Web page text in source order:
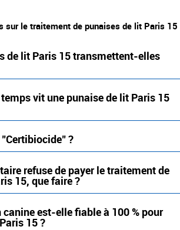
sur le traitement de punaises de lit Paris 15
de lit Paris 15 transmettent-elles
vit une punaise de lit Paris 15
?
refuse de payer le traitement de
15, que faire ?
est-elle fiable à 100 % pour
15 ?